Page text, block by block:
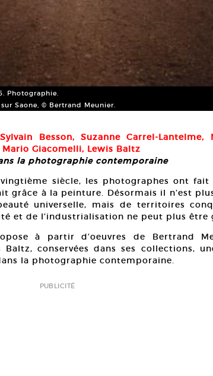
Photographie.
Saone, © Bertrand Meunier.
Besson, Suzanne Carrel-Lantelme,
Giacomelli, Lewis Baltz
la photographie contemporaine
siècle, les photographes ont fait
grâce à la peinture. Désormais il n’est
universelle, mais de territoires
et de l’industrialisation ne peut plus être
à partir d’oeuvres de Bertrand
Baltz, conservées dans ses collections,
la photographie contemporaine.
PUBLICITÉ